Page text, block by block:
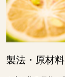
製法・原材